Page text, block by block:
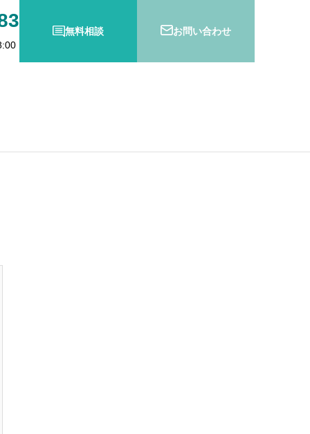
無料相談 お問い合わせ
更登記義務化スタート